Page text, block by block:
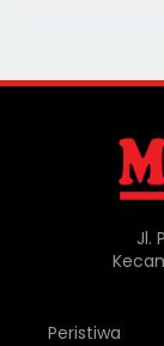
Jl.
Peristiwa